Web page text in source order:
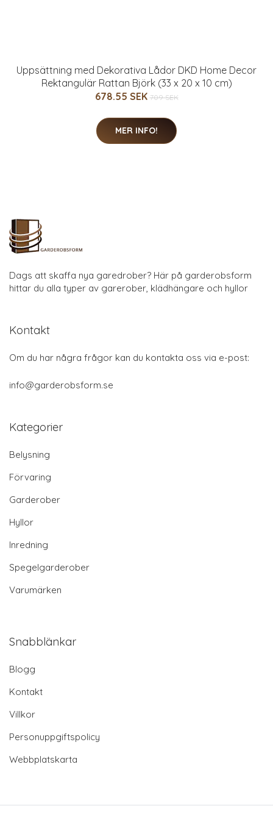
Uppsättning med Dekorativa Lådor DKD Home Decor
Rektangulär Rattan Björk (33 x 20 x 10 cm)
678.55 SEK 709 SEK
MER INFO!
Dags att skaffa nya garedrober? Här på garderobsform
hittar du alla typer av garerober, klädhängare och hyllor
Kontakt
Om du har några frågor kan du kontakta oss via e-post:
info@garderobsform.se
Kategorier
Belysning
Förvaring
Garderober
Hyllor
Inredning
Spegelgarderober
Varumärken
Snabblänkar
Blogg
Kontakt
Villkor
Personuppgiftspolicy
Webbplatskarta